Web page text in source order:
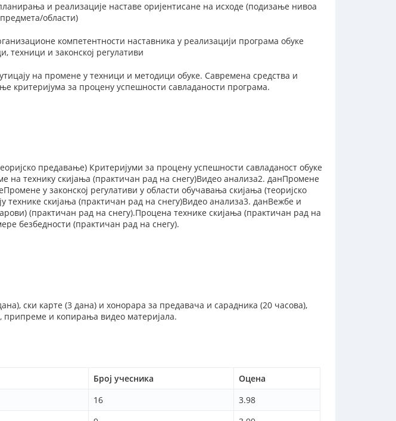
и реализације наставе оријентисане на исходе (подизање нивоа
области)
компетентности наставника у реализацији програма обуке
техници и законској регулативи
на промене у техници и методици обуке. Савремена средства и
критеријума за процену успешности савладаности програма.
предавање) Критеријуми за процену успешности савладаност обуке
на технику скијања (практичан рад на снегу)Видео анализа2. данПромене
у законској регулативи у области обучавања скијања (теоријско
скијања (практичан рад на снегу)Видео анализа3. данВежбе и
(практичан рад на снегу).Процена технике скијања (практичан рад на
безбедности (практичан рад на снегу).
ски карте (3 дана) и хонорара за предавача и сарадника (20 часова),
и копирања видео материјала.
Број учесника
Оцена
16
3.98